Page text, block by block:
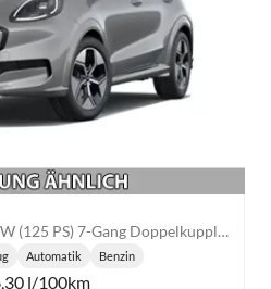
Titanium 1.0 EcoBoost 92kW (125 PS) 7-Gang Doppelkupplungsgetriebe
Getriebe:
Automatik
Kraftstoff:
Benzin
l/100km